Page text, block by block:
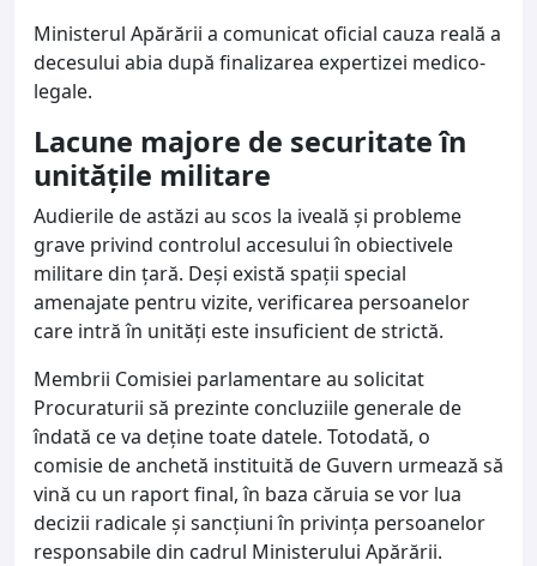
Ministerul Apărării a comunicat oficial cauza reală a
decesului abia după finalizarea expertizei medico-
legale.
Lacune majore de securitate în
unitățile militare
Audierile de astăzi au scos la iveală și probleme
grave privind controlul accesului în obiectivele
militare din țară. Deși există spații special
amenajate pentru vizite, verificarea persoanelor
care intră în unități este insuficient de strictă.
Membrii Comisiei parlamentare au solicitat
Procuraturii să prezinte concluziile generale de
îndată ce va deține toate datele. Totodată, o
comisie de anchetă instituită de Guvern urmează să
vină cu un raport final, în baza căruia se vor lua
decizii radicale și sancțiuni în privința persoanelor
responsabile din cadrul Ministerului Apărării.